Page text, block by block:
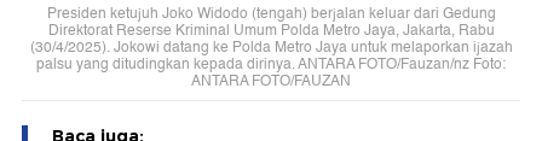
Presiden ketujuh Joko Widodo (tengah) berjalan keluar dari Gedung
Direktorat Reserse Kriminal Umum Polda Metro Jaya, Jakarta, Rabu
(30/4/2025). Jokowi datang ke Polda Metro Jaya untuk melaporkan ijazah
palsu yang ditudingkan kepada dirinya. ANTARA FOTO/Fauzan/nz Foto:
ANTARA FOTO/FAUZAN
Baca juga: